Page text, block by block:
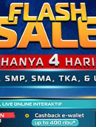
kelompok dengan
personal, seperti
dalam
emosional.
hubungan
dekat secara
atau